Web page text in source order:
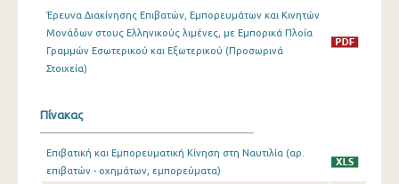
2o Τρίμηνο 2020
1o Τρίμηνο 2020
3o Τρίμηνο 2019
2o Τρίμηνο 2019
Έρευνα Διακίνησης Επιβατών, Εμπορευμάτων και Κινητών
Μονάδων στους Ελληνικούς λιμένες, με Εμπορικά Πλοία
Γραμμών Εσωτερικού και Εξωτερικού (Προσωρινά
Στοιχεία)
Πίνακας
Επιβατική και Εμπορευματική Κίνηση στη Ναυτιλία (αρ.
επιβατών - οχημάτων, εμπορεύματα)